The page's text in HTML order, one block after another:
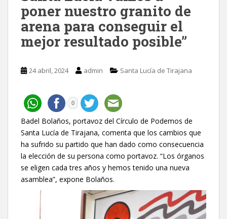
poner nuestro granito de
arena para conseguir el
mejor resultado posible”
24 abril, 2024 admin Santa Lucía de Tirajana
0
Badel Bolaños, portavoz del Círculo de Podemos de
Santa Lucía de Tirajana, comenta que los cambios que
ha sufrido su partido que han dado como consecuencia
la elección de su persona como portavoz. “Los órganos
se eligen cada tres años y hemos tenido una nueva
asamblea”, expone Bolaños.